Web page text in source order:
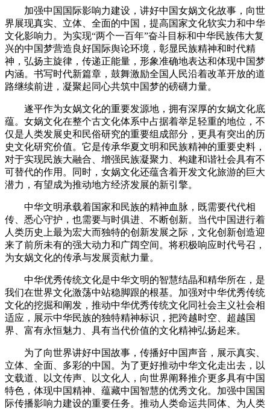
加强中国国际影响力建设，讲好中国女娲文化故事，向世
界展现真实、立体、全面的中国，提高国家文化软实力和中华
文化影响力。为实现“两个一百年”奋斗目标和中华民族伟大复
兴的中国梦营造良好国际舆论环境，彰显民族精神和时代精
神，弘扬主旋律，传递正能量，形象准确地表达和体现中国梦
内涵。书写时代新篇章，鼓舞激励全国人民沿着改革开放的道
路继续前进，凝聚起同心共筑中国梦的磅礴力量。
遂平作为女娲文化的重要发源地，拥有深厚的女娲文化底
蕴。女娲文化在整个古文化体系中占据着举足轻重的地位，不
仅是人类发展史和民俗研究的重要组成部分，更具有突出的历
史文化研究价值。它是传承华夏文明和民族精神的重要史料，
对于实现民族大融合、增强民族凝聚力、构建和谐社会具有不
可替代的作用。同时，女娲文化还蕴含着开发文化旅游的巨大
潜力，有望成为推动地方经济发展的新引擎。
中华文明承载着国家和民族的精神血脉，既需要代代相
传、悉心守护，也需要与时俱进、不断创新。当代中国进行着
人类历史上最为宏大而独特的创新发展之际，文化创新创造迎
来了前所未有的强大动力和广阔空间。将积极响应时代号召，
为女娲文化的传承与发展贡献力量。
中华优秀传统文化是中华文明的智慧结晶和精华所在，是
我们在世界文化激荡中站稳脚跟的根基。加强对中华优秀传统
文化的挖掘和阐发，推动中华优秀传统文化同社会主义社会相
适应，展示中华民族的独特精神标识，把跨越时空、超越国
界、富有永恒魅力、具有当代价值的文化精神弘扬起来。
为了向世界讲好中国故事，传播好中国声音，展示真实、
立体、全面、多彩的中国。为了更好推动中华文化走出去，以
文载道、以文传声、以文化人，向世界阐释推介更多具有中国
特色，体现中国精神、蕴藏中国智慧的优秀文化。加强中国国
际传播影响力建设的重要任务。推动人类命运共同体、为人类